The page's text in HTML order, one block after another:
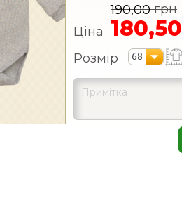
Ціна
190,00грн
180,50
Розмір
68